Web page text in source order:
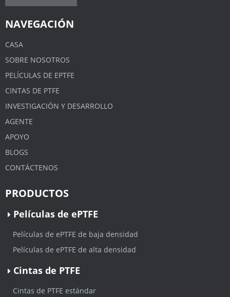
NAVEGACIÓN
CASA
SOBRE NOSOTROS
PELÍCULAS DE EPTFE
CINTAS DE PTFE
INVESTIGACIÓN Y DESARROLLO
AGENTE
APOYO
BLOGS
CONTÁCTENOS
PRODUCTOS
Películas de ePTFE
Películas de ePTFE de baja densidad
Películas de ePTFE de alta densidad
Cintas de PTFE
Cintas de PTFE estándar